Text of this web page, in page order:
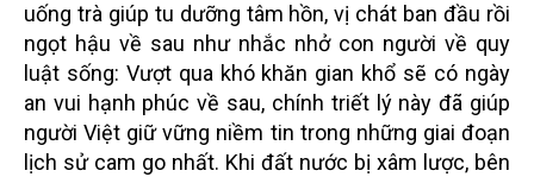
uống trà giúp tu dưỡng tâm hồn, vị chát ban đầu rồi
ngọt hậu về sau như nhắc nhở con người về quy
luật sống: Vượt qua khó khăn gian khổ sẽ có ngày
an vui hạnh phúc về sau, chính triết lý này đã giúp
người Việt giữ vững niềm tin trong những giai đoạn
lịch sử cam go nhất. Khi đất nước bị xâm lược, bên